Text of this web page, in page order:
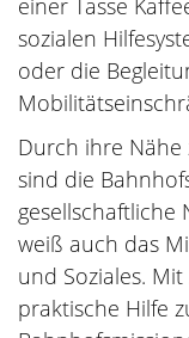
sozialen
oder die
Durch ihre
sind die
gesellschaftliche
weiß auch das
und Soziales.
praktische Hilfe